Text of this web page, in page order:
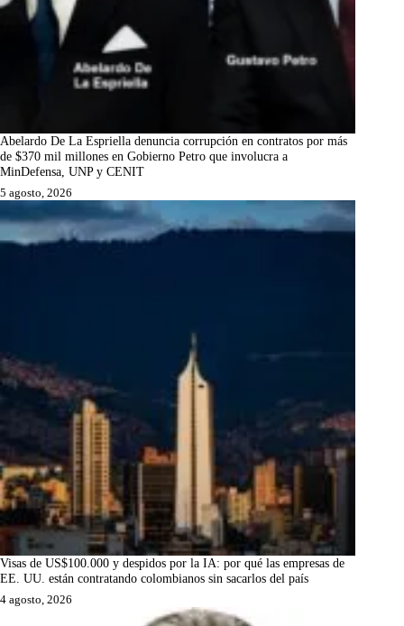
Abelardo De La Espriella denuncia corrupción en contratos por más
de $370 mil millones en Gobierno Petro que involucra a
MinDefensa, UNP y CENIT
5 agosto, 2026
Visas de US$100.000 y despidos por la IA: por qué las empresas de
EE. UU. están contratando colombianos sin sacarlos del país
4 agosto, 2026